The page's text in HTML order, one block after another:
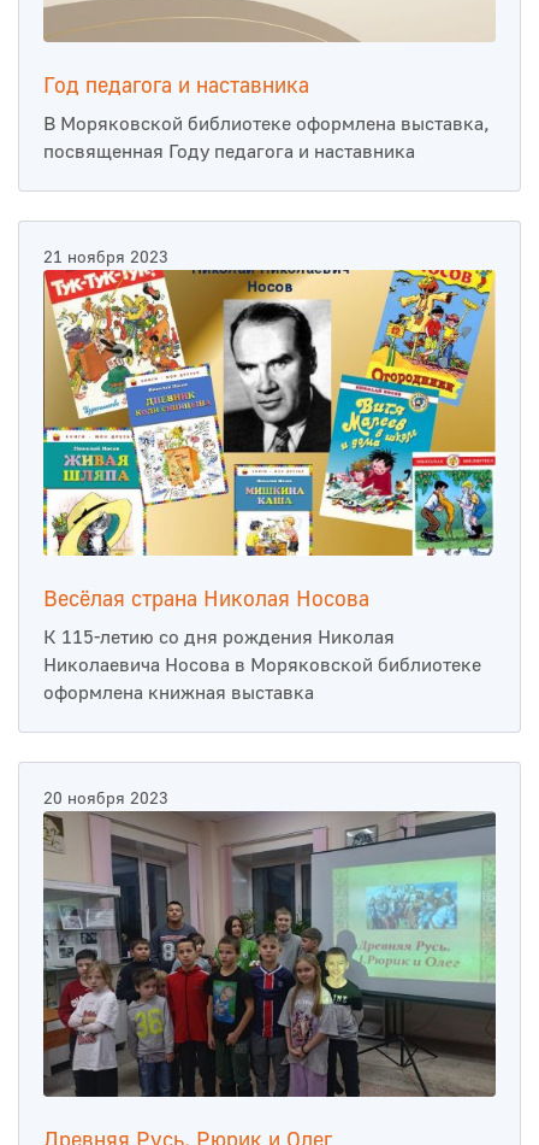
Год педагога и наставника
В Моряковской библиотеке оформлена выставка,
посвященная Году педагога и наставника
21 ноября 2023
Весёлая страна Николая Носова
К 115-летию со дня рождения Николая
Николаевича Носова в Моряковской библиотеке
оформлена книжная выставка
20 ноября 2023